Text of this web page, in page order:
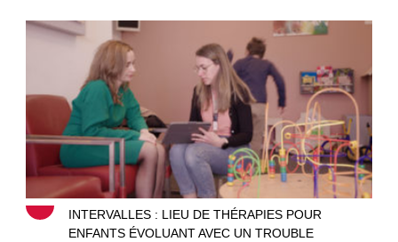
Intervalles
INTERVALLES : LIEU DE THÉRAPIES POUR
ENFANTS ÉVOLUANT AVEC UN TROUBLE